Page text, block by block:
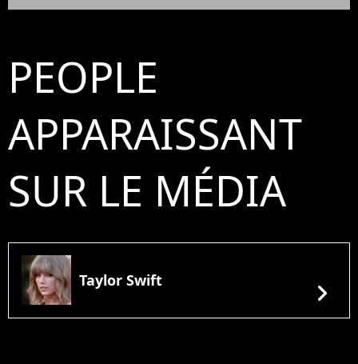
PEOPLE
APPARAISSANT
SUR LE MÉDIA
Taylor Swift chevron_right